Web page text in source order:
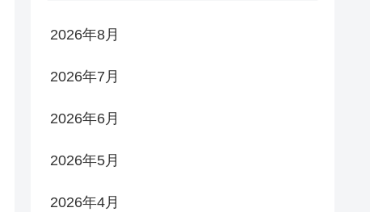
2026年8月
2026年7月
2026年6月
2026年5月
2026年4月